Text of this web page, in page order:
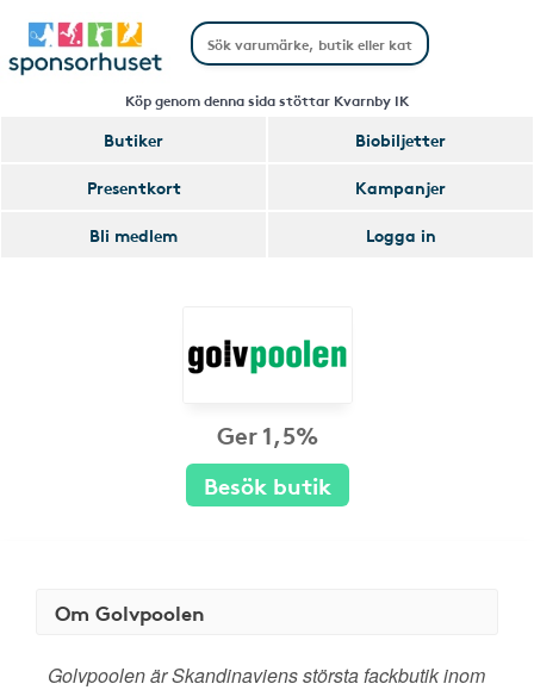
Köp genom denna sida stöttar Kvarnby IK
Butiker
Biobiljetter
Presentkort
Kampanjer
Bli medlem
Logga in
Ger 1,5%
Besök butik
Om Golvpoolen
Golvpoolen är Skandinaviens största fackbutik inom